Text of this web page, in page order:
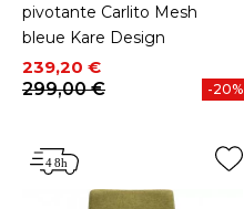
pivotante Carlito Mesh
bleue Kare Design
Prix
239,20 €
Prix de base
299,00 €
-20%